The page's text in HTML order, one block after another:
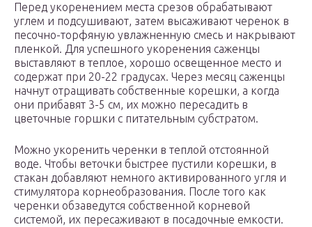
Перед укоренением места срезов обрабатывают
углем и подсушивают, затем высаживают черенок в
песочно-торфяную увлажненную смесь и накрывают
пленкой. Для успешного укоренения саженцы
выставляют в теплое, хорошо освещенное место и
содержат при 20-22 градусах. Через месяц саженцы
начнут отращивать собственные корешки, а когда
они прибавят 3-5 см, их можно пересадить в
цветочные горшки с питательным субстратом.
Можно укоренить черенки в теплой отстоянной
воде. Чтобы веточки быстрее пустили корешки, в
стакан добавляют немного активированного угля и
стимулятора корнеобразования. После того как
черенки обзаведутся собственной корневой
системой, их пересаживают в посадочные емкости.